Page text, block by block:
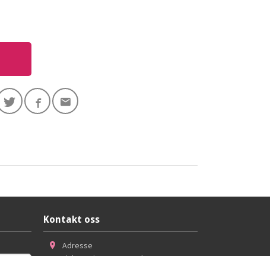
Kontakt oss
Adresse